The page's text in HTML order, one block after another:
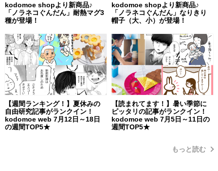
kodomoe shopより新商品♪
「ノラネコぐんだん」耐熱マグ3
種が登場！
kodomoe shopより新商品♪
「ノラネコぐんだん」なりきり
帽子（大、小）が登場！
【週間ランキング！】夏休みの
自由研究記事がランクイン！
kodomoe web 7月12日～18日
の週間TOP5★
【読まれてます！】暑い季節に
ピッタリの記事がランクイン！
kodomoe web 7月5日～11日の
週間TOP5★
もっと読む